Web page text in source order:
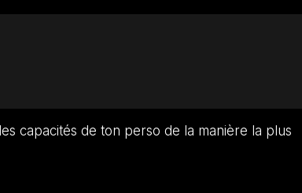
capacités de ton perso de la manière la plus